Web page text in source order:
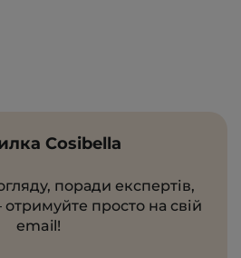
Cosibella
поради експертів,
просто на свій
email!